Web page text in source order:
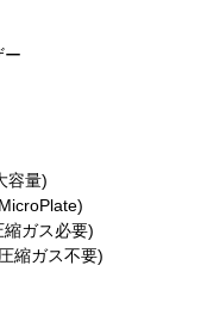
ー
容量)
ガス必要)
縮ガス不要)